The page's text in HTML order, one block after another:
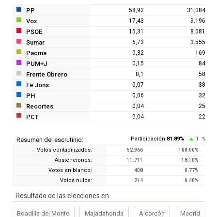
PP 58,92 31.084
Vox 17,43 9.196
PSOE 15,31 8.081
Sumar 6,73 3.555
Pacma 0,32 169
PUM+J 0,15 84
Frente Obrero 0,1 58
Fe Jons 0,07 38
PH 0,06 32
Recortes 0,04 25
PCT 0,04 22
Resumen del escrutinio: Participación 81.89% 1 %
Votos contabilizados: 52.966 100.00%
Abstenciones: 11.711 18.10%
Votos en blanco: 408 0.77%
Votos nulos: 214 0.40%
Resultado de las elecciones en
Boadilla del Monte Majadahonda Alcorcón Madrid